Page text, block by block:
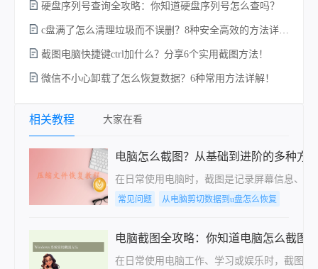
硬盘序列号查询全攻略：你知道硬盘序列号怎么查吗？
c盘满了怎么清理垃圾而不误删？8种安全高效的方法详解+误删恢复指南！
截图电脑快捷键ctrl加什么？分享6个实用截图方法！
微信不小心卸载了怎么恢复数据？6种常用方法详解！
相关教程 大家在看
电脑怎么截图？从基础到进阶的多种方
在日常使用电脑时，截图是记录屏幕信息、
常见问题 从电脑剪切数据到u盘怎么恢复
电脑截图全攻略：你知道电脑怎么截图
在日常使用电脑工作、学习或娱乐时，截图